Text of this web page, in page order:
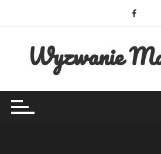
Wyzwanie